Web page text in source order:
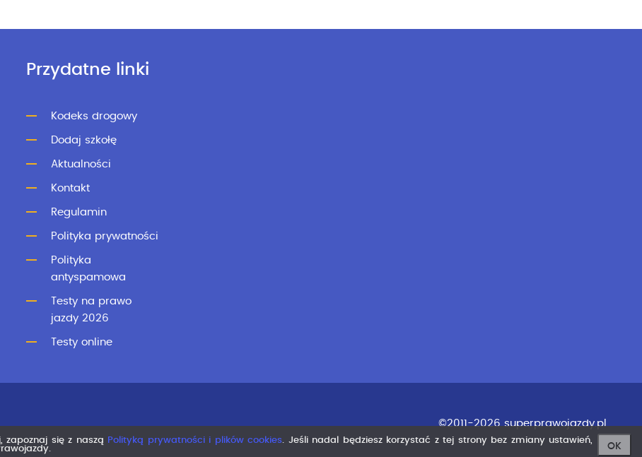
Przydatne linki
Kodeks drogowy
Dodaj szkołę
Aktualności
Kontakt
Regulamin
Polityka prywatności
Polityka
antyspamowa
Testy na prawo
jazdy 2026
Testy online
©2011-2026 superprawojazdy.pl
zapoznaj się z naszą Polityką prywatności i plików cookies. Jeśli nadal będziesz korzystać z tej strony bez zmiany ustawień,
OK